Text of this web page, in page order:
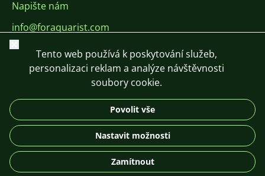
Napište nám
info@foraquarist.com
+420 603 449 602
DE
© 2026 For Aquarist
Zavřít
Tento web používá k poskytování služeb,
personalizaci reklam a analýze návštěvnosti
soubory cookie.
Povolit vše
Nastavit možnosti
Zamítnout